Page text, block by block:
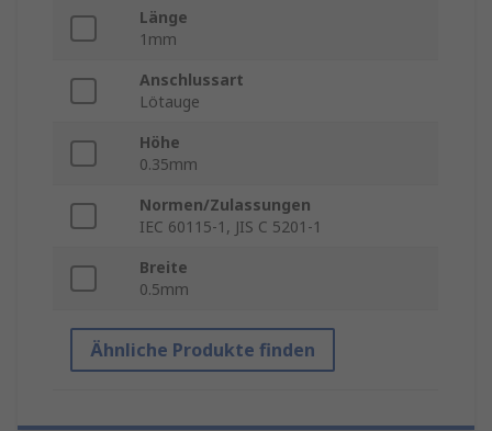
Länge
1mm
Anschlussart
Lötauge
Höhe
0.35mm
Normen/Zulassungen
IEC 60115-1, JIS C 5201-1
Breite
0.5mm
Ähnliche Produkte finden